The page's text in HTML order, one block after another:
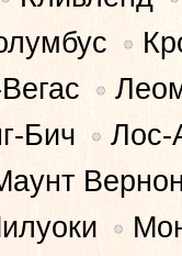
•
•
Бич • Лос-
•